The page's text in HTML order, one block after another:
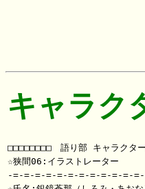
キャラク
□□□□□□□□　語り部 キャラクタ
☆狭間06:イラストレー
-=-=-=-=-=-=-=-=-=-=-=-